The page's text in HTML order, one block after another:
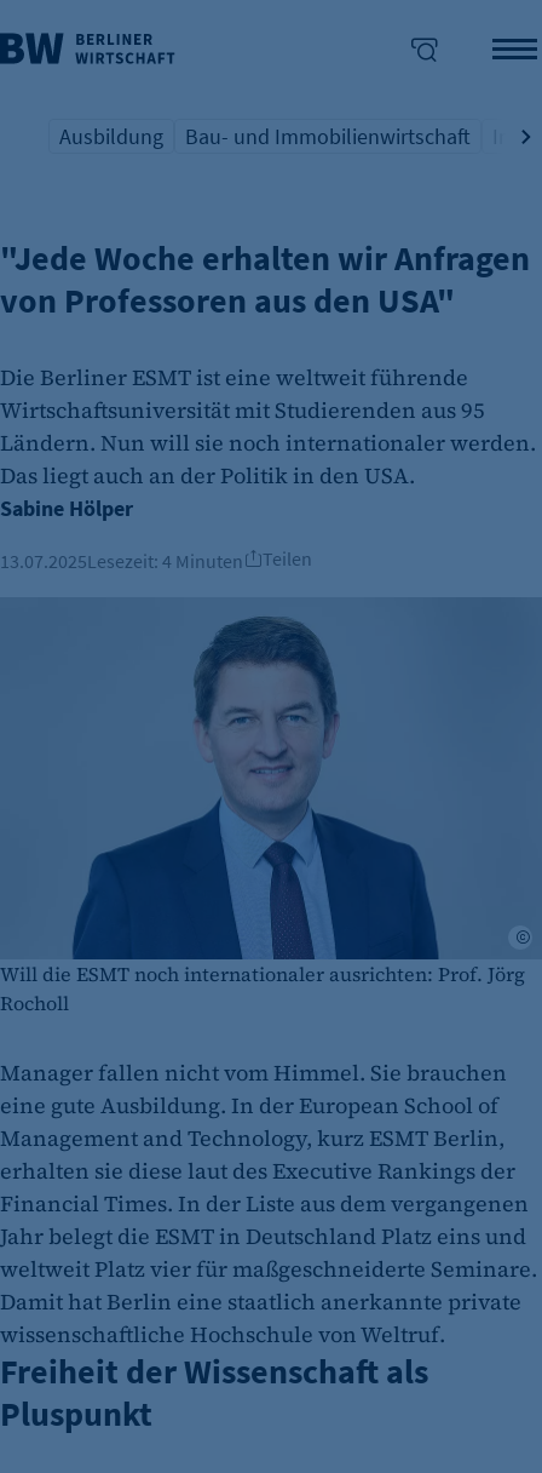
überspringen
Übersicht Schlagwort
Ausbildung
Übersicht Schlagwort
Bau- und Immobilienwirtschaft
BILDUNG
"Jede Woche erhalten wir Anfragen
von Professoren aus den USA"
Die Berliner ESMT ist eine weltweit führende
Wirtschaftsuniversität mit Studierenden aus 95
Ländern. Nun will sie noch internationaler werden.
Das liegt auch an der Politik in den USA.
Sabine Hölper
13.07.2025Lesezeit: 4 Minuten Teilen
Will die ESMT noch internationaler ausrichten: Prof. Jörg
Rocholl
Manager fallen nicht vom Himmel. Sie brauchen
eine gute Ausbildung. In der European School of
Management and Technology, kurz ESMT Berlin,
erhalten sie diese laut des Executive Rankings der
Financial Times. In der Liste aus dem vergangenen
Jahr belegt die ESMT in Deutschland Platz eins und
weltweit Platz vier für maßgeschneiderte Seminare.
Damit hat Berlin eine staatlich anerkannte private
wissenschaftliche Hochschule von Weltruf.
Freiheit der Wissenschaft als
Pluspunkt